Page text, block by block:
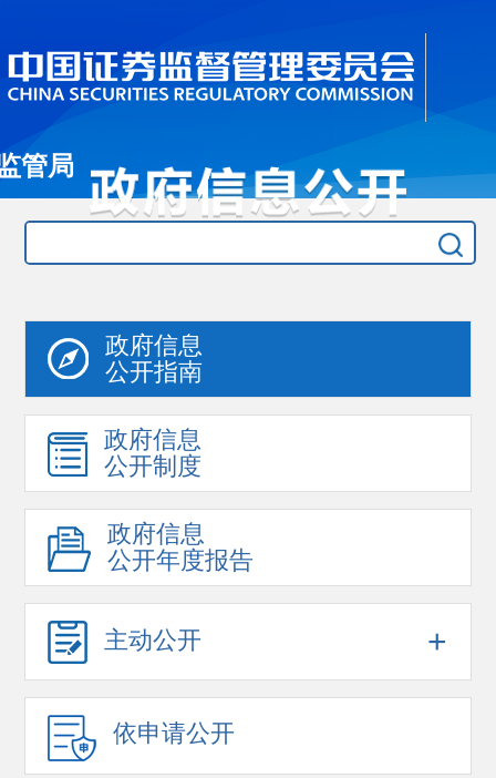
管局
政府信息
公开指南
政府信息
公开制度
政府信息
公开年度报告
主动公开 +
依申请公开